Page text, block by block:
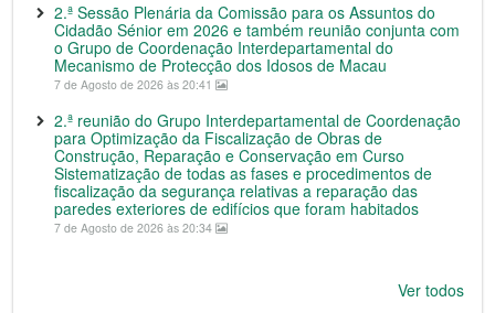
2.ª Sessão Plenária da Comissão para os Assuntos do
Cidadão Sénior em 2026 e também reunião conjunta com
o Grupo de Coordenação Interdepartamental do
Mecanismo de Protecção dos Idosos de Macau
7 de Agosto de 2026 às 20:41
2.ª reunião do Grupo Interdepartamental de Coordenação
para Optimização da Fiscalização de Obras de
Construção, Reparação e Conservação em Curso
Sistematização de todas as fases e procedimentos de
fiscalização da segurança relativas a reparação das
paredes exteriores de edifícios que foram habitados
7 de Agosto de 2026 às 20:34
Ver todos